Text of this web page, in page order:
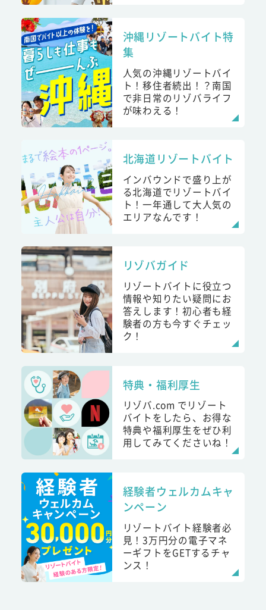
沖縄リゾートバイト特
集
人気の沖縄リゾートバイ
ト！移住者続出！？南国
で非日常のリゾバライフ
が味わえる！
北海道リゾートバイト
インバウンドで盛り上が
る北海道でリゾートバイ
ト！一年通して大人気の
エリアなんです！
リゾバガイド
リゾートバイトに役立つ
情報や知りたい疑問にお
答えします！初心者も経
験者の方も今すぐチェッ
ク！
特典・福利厚生
リゾバ.com でリゾート
バイトをしたら、お得な
特典や福利厚生をぜひ利
用してみてくださいね！
経験者ウェルカムキャ
ンペーン
リゾートバイト経験者必
見！3万円分の電子マネ
ーギフトをGETするチャ
ンス！